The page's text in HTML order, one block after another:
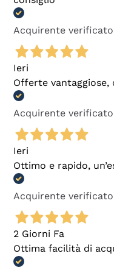
Acquirente verificato
Ieri
Offerte vantaggiose,
Acquirente verificato
Ieri
Ottimo e rapido,
Acquirente verificato
2 Giorni Fa
Ottima facilità di